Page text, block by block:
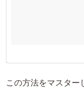
この方法をマスター